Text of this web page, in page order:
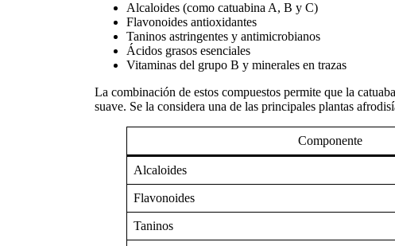
Alcaloides (como catuabina A, B y C)
Flavonoides antioxidantes
Taninos astringentes y antimicrobianos
Ácidos grasos esenciales
Vitaminas del grupo B y minerales en trazas
La combinación de estos compuestos permite que la catuaba
suave. Se la considera una de las principales plantas
Componente
Alcaloides
Flavonoides
Taninos